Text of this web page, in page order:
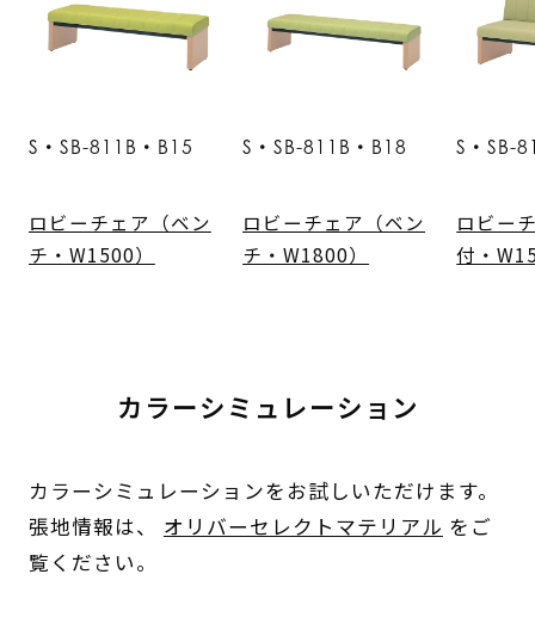
S・SB-811B・B15
ロビーチェア（ベン
チ・W1500）
S・SB-811B・B18
ロビーチェア（ベン
チ・W1800）
S・SB-
ロビー
付・
カラーシミュレーション
カラーシミュレーションをお試しいただけます。
張地情報は、 オリバーセレクトマテリアル をご
覧ください。